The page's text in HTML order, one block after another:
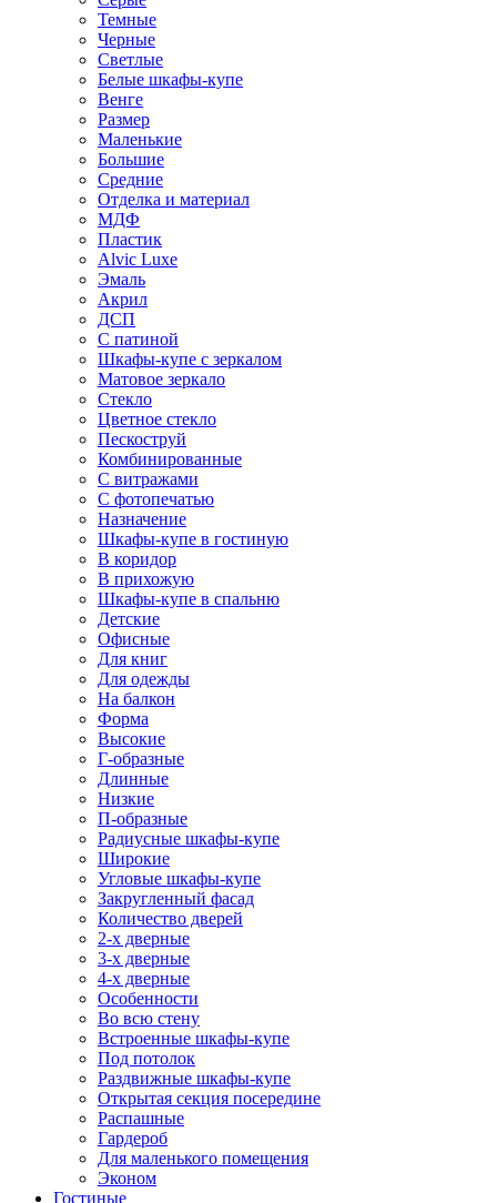
Темные
Черные
Светлые
Белые шкафы-купе
Венге
Размер
Маленькие
Большие
Средние
Отделка и материал
МДФ
Пластик
Alvic Luxe
Эмаль
Акрил
ДСП
С патиной
Шкафы-купе с зеркалом
Матовое зеркало
Стекло
Цветное стекло
Пескоструй
Комбинированные
С витражами
С фотопечатью
Назначение
Шкафы-купе в гостиную
В коридор
В прихожую
Шкафы-купе в спальню
Детские
Офисные
Для книг
Для одежды
На балкон
Форма
Высокие
Г-образные
Длинные
Низкие
П-образные
Радиусные шкафы-купе
Широкие
Угловые шкафы-купе
Закругленный фасад
Количество дверей
2-х дверные
3-х дверные
4-х дверные
Особенности
Во всю стену
Встроенные шкафы-купе
Под потолок
Раздвижные шкафы-купе
Открытая секция посередине
Распашные
Гардероб
Для маленького помещения
Эконом
Гостиные